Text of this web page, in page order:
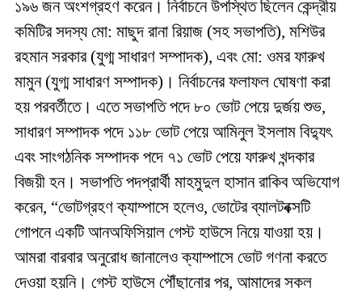
১৯৬ জন অংশগ্রহণ করেন। নির্বাচনে উপস্থিত ছিলেন কেন্দ্রীয়
কমিটির সদস্য মো: মাছুদ রানা রিয়াজ (সহ সভাপতি), মশিউর
রহমান সরকার (যুগ্ম সাধারণ সম্পাদক), এবং মো: ওমর ফারুখ
মামুন (যুগ্ম সাধারণ সম্পাদক)। নির্বাচনের ফলাফল ঘোষণা করা
হয় পরবর্তীতে। এতে সভাপতি পদে ৮০ ভোট পেয়ে দুর্জয় শুভ,
সাধারণ সম্পাদক পদে ১১৮ ভোট পেয়ে আমিনুল ইসলাম বিদ্যুৎ
এবং সাংগঠনিক সম্পাদক পদে ৭১ ভোট পেয়ে ফারুখ খন্দকার
বিজয়ী হন। সভাপতি পদপ্রার্থী মাহমুদুল হাসান রাকিব অভিযোগ
করেন, “ভোটগ্রহণ ক্যাম্পাসে হলেও, ভোটের ব্যালটবক্সটি
গোপনে একটি আনঅফিসিয়াল গেস্ট হাউসে নিয়ে যাওয়া হয়।
আমরা বারবার অনুরোধ জানালেও ক্যাম্পাসে ভোট গণনা করতে
দেওয়া হয়নি। গেস্ট হাউসে পৌঁছানোর পর, আমাদের সকল